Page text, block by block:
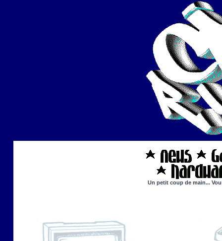
Un petit coup de main...